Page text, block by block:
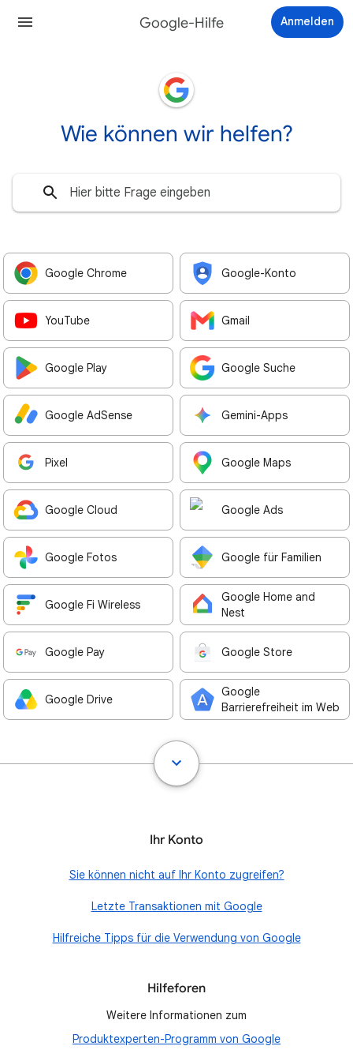
Google-Hilfe Anmelden
Wie können wir helfen?
Google Chrome Google-Konto
YouTube Gmail
Google Play Google Suche
Google AdSense Gemini-Apps
Pixel Google Maps
Google Cloud Google Ads
Google Fotos Google für Familien
Google Fi Wireless
Google Home and
Nest
Google Pay Google Store
Google Drive
Google
Barrierefreiheit im Web
Ihr Konto
Sie können nicht auf Ihr Konto zugreifen?
Letzte Transaktionen mit Google
Hilfreiche Tipps für die Verwendung von Google
Hilfeforen
Weitere Informationen zum
Produktexperten-Programm von Google